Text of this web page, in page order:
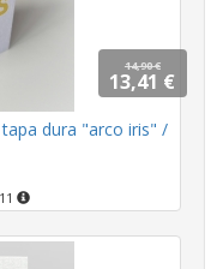
14,90 €
13,41 €
dura "arco iris" /